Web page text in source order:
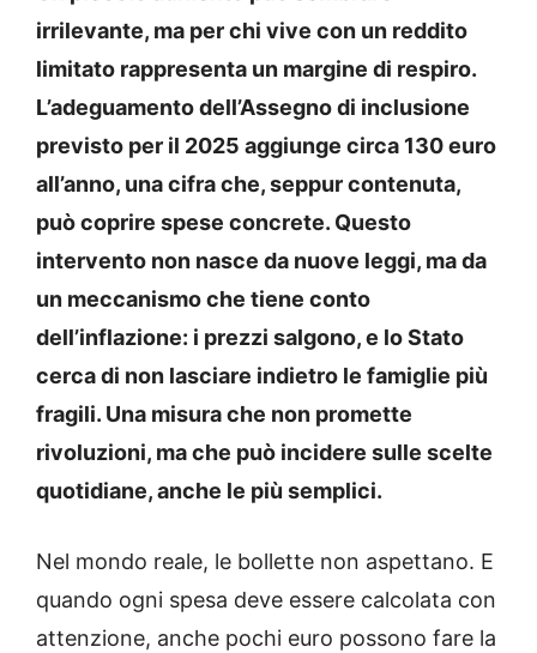
irrilevante, ma per chi vive con un reddito
limitato rappresenta un margine di respiro.
L’adeguamento dell’Assegno di inclusione
previsto per il 2025 aggiunge circa 130 euro
all’anno, una cifra che, seppur contenuta,
può coprire spese concrete. Questo
intervento non nasce da nuove leggi, ma da
un meccanismo che tiene conto
dell’inflazione: i prezzi salgono, e lo Stato
cerca di non lasciare indietro le famiglie più
fragili. Una misura che non promette
rivoluzioni, ma che può incidere sulle scelte
quotidiane, anche le più semplici.
Nel mondo reale, le bollette non aspettano. E
quando ogni spesa deve essere calcolata con
attenzione, anche pochi euro possono fare la